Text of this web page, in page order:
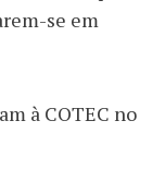
se em
à COTEC no